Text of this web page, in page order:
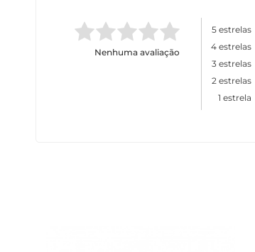
Nenhuma avaliação
5 estrelas
4 estrelas
3 estrelas
2 estrelas
1 estrela